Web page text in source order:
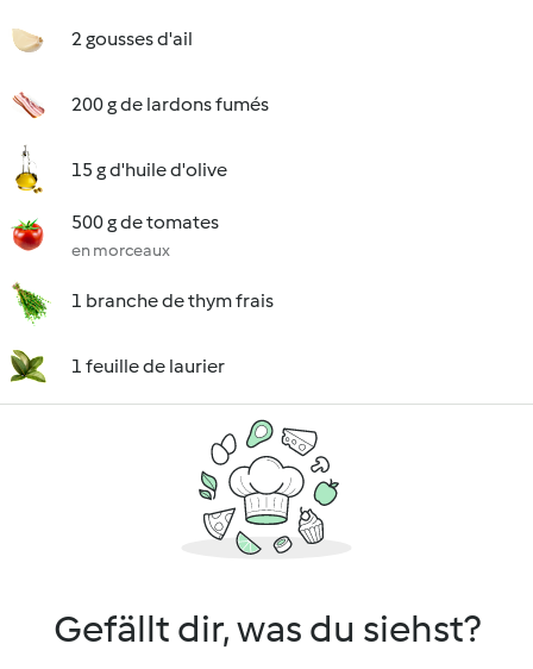
2 gousses d'ail
200 g de lardons fumés
15 g d'huile d'olive
500 g de tomates
en morceaux
1 branche de thym frais
1 feuille de laurier
Gefällt dir, was du siehst?